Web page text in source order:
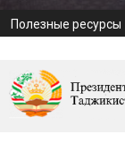
Полезные ресурсы